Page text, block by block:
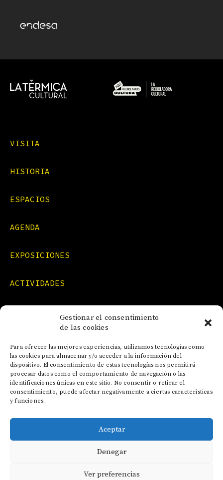
Gestionar el consentimiento
de las cookies
Para ofrecer las mejores experiencias, utilizamos tecnologías como
las cookies para almacenar y/o acceder a la información del
dispositivo. El consentimiento de estas tecnologías nos permitirá
procesar datos como el comportamiento de navegación o las
identificaciones únicas en este sitio. No consentir o retirar el
consentimiento, puede afectar negativamente a ciertas características
y funciones.
Aceptar
Denegar
Ver preferencias
VISITA
HISTORIA
ESPACIOS
AGENDA
EXPOSICIONES
ACTIVIDADES
CONTACTO
POLÍTICA DE COOKIES
POLÍTICA DE PRIVACIDAD